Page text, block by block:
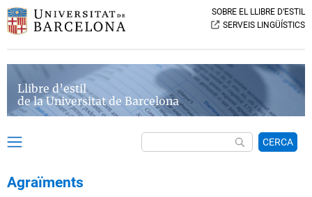
SOBRE EL LLIBRE D’ESTIL
SERVEIS LINGÜÍSTICS
Llibre d’estil
de la Universitat de Barcelona
CERCA
Agraïments